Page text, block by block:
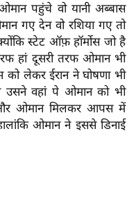
पहुंचे वो यानी अब्बास
गए देन वो रशिया गए तो
स्टेट ऑफ़ हॉर्मोस जो है
हां दूसरी तरफ ओमान भी
लेकर ईरान ने घोषणा भी
उसने वहां पे ओमान को भी
और ओमान मिलकर आपस में
ओमान ने इससे डिनाई